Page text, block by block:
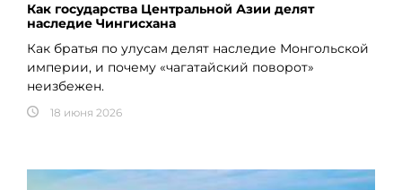
Как государства Центральной Азии делят
наследие Чингисхана
Как братья по улусам делят наследие Монгольской
империи, и почему «чагатайский поворот»
неизбежен.
18 июня 2026